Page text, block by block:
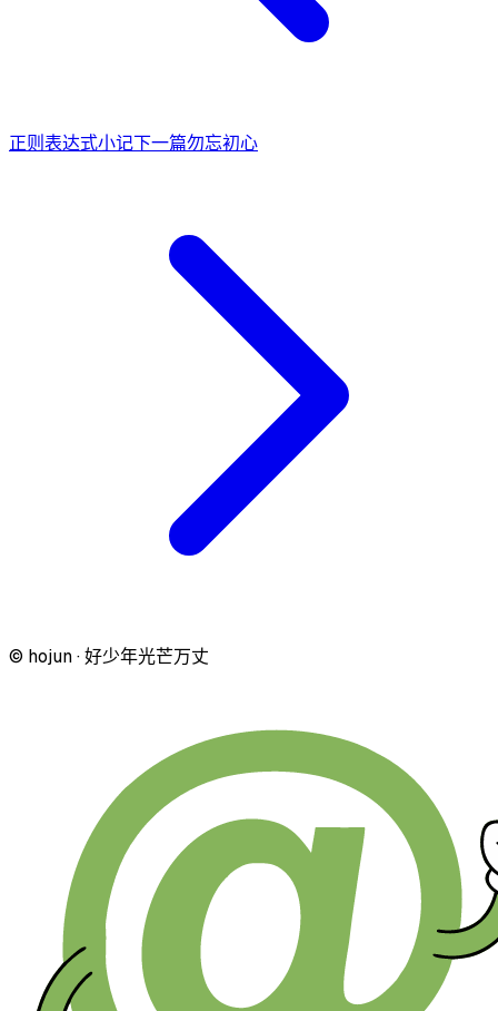
正则表达式小记下一篇勿忘初心
© hojun · 好少年光芒万丈